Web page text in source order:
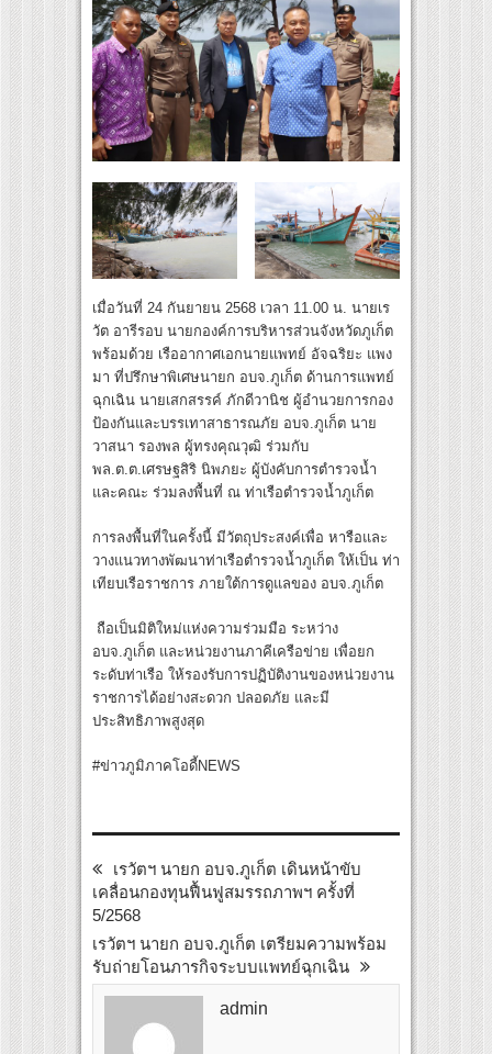
เมื่อวันที่ 24 กันยายน 2568 เวลา 11.00 น. นายเร
วัต อารีรอบ นายกองค์การบริหารส่วนจังหวัดภูเก็ต
พร้อมด้วย เรืออากาศเอกนายแพทย์ อัจฉริยะ แพง
มา ที่ปรึกษาพิเศษนายก อบจ.ภูเก็ต ด้านการแพทย์
ฉุกเฉิน นายเสกสรรค์ ภักดีวานิช ผู้อำนวยการกอง
ป้องกันและบรรเทาสาธารณภัย อบจ.ภูเก็ต นาย
วาสนา รองพล ผู้ทรงคุณวุฒิ ร่วมกับ
พล.ต.ต.เศรษฐสิริ นิพภยะ ผู้บังคับการตำรวจน้ำ
และคณะ ร่วมลงพื้นที่ ณ ท่าเรือตำรวจน้ำภูเก็ต
การลงพื้นที่ในครั้งนี้ มีวัตถุประสงค์เพื่อ หารือและ
วางแนวทางพัฒนาท่าเรือตำรวจน้ำภูเก็ต ให้เป็น ท่า
เทียบเรือราชการ ภายใต้การดูแลของ อบจ.ภูเก็ต
ถือเป็นมิติใหม่แห่งความร่วมมือ ระหว่าง
อบจ.ภูเก็ต และหน่วยงานภาคีเครือข่าย เพื่อยก
ระดับท่าเรือ ให้รองรับการปฏิบัติงานของหน่วยงาน
ราชการได้อย่างสะดวก ปลอดภัย และมี
ประสิทธิภาพสูงสุด
#ข่าวภูมิภาคโอดี้NEWS
เรวัตฯ นายก อบจ.ภูเก็ต เดินหน้าขับ
เคลื่อนกองทุนฟื้นฟูสมรรถภาพฯ ครั้งที่
5/2568
เรวัตฯ นายก อบจ.ภูเก็ต เตรียมความพร้อม
รับถ่ายโอนภารกิจระบบแพทย์ฉุกเฉิน
admin